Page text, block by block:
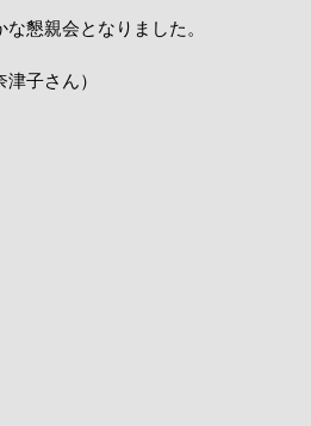
懇親会となりました。
子さん）